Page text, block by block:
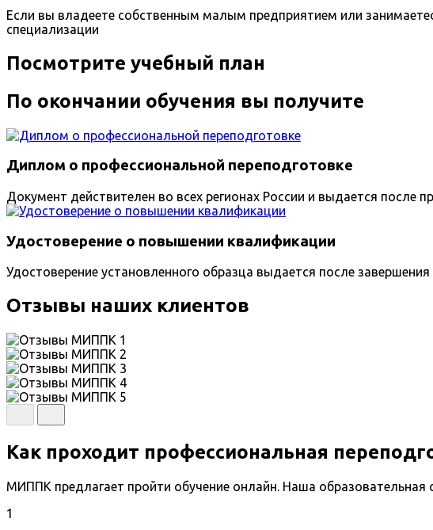
Если вы владеете собственным малым предприятием или
специализации
Посмотрите учебный план
По окончании обучения вы получите
Диплом о профессиональной переподготовке
Документ действителен во всех регионах России и выдается
Удостоверение о повышении квалификации
Удостоверение установленного образца выдается после
Отзывы наших клиентов
Как проходит профессиональная
МИППК предлагает пройти обучение онлайн. Наша
1